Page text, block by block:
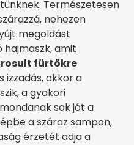
Természetesen
nehezen
megoldást
amit
fürtökre
izzadás, akkor a
a gyakori
sok jót a
a száraz sampon,
érzetét adja a